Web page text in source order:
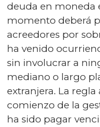
deuda en moneda
momento deberá
acreedores por
ha venido
sin involucrar a
mediano o largo
extranjera. La regla
comienzo de la
ha sido pagar